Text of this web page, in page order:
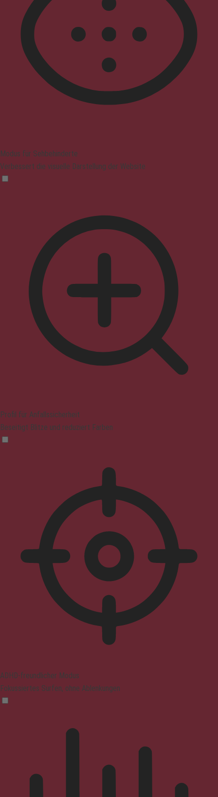
Modus für Sehbehinderte
Verbessert die visuelle Darstellung der Website
Profil für Anfallssicherheit
Beseitigt Blitze und reduziert Farben
ADHD-freundlicher Modus
Fokussiertes Surfen, ohne Ablenkungen